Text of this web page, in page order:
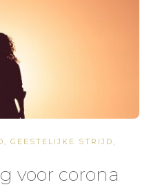
, GEESTELIJKE STRIJD,
voor corona